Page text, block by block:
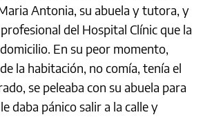
Antonia, su abuela y tutora, y
del Hospital Clínic que la
En su peor momento,
la habitación, no comía, tenía el
se peleaba con su abuela para
daba pánico salir a la calle y